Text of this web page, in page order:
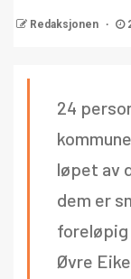
Redaksjonen
24
løpet av
dem er
Øvre